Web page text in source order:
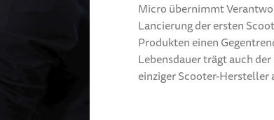
Micro übernimmt
Lancierung der ersten
Produkten einen
Lebensdauer trägt auch
einziger Scooter-Hersteller